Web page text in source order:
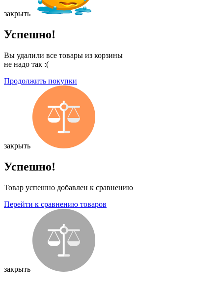
закрыть
Успешно!
Вы удалили все товары из корзины
не надо так :(
Продолжить покупки
закрыть
Успешно!
Товар успешно добавлен к сравнению
Перейти к сравнению товаров
закрыть